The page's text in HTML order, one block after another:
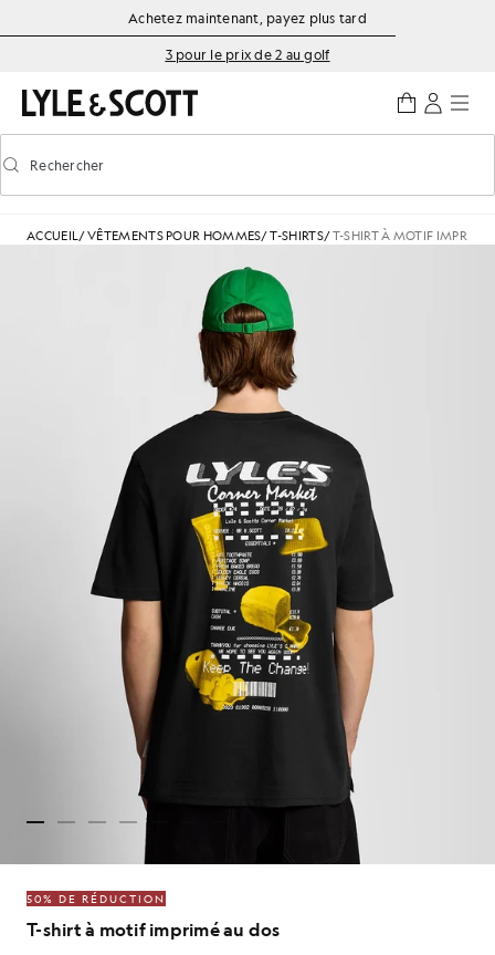
Aller directement au contenu principal
Informations sur l'accessibilité
Achetez maintenant, payez plus tard
3 pour le prix de 2 au golf
Activer/désactiver la recherche prédictive
Rechercher
ACCUEIL/VÊTEMENTS POUR HOMMES/T-SHIRTS/T-SHIRT À MOTIF IMPRIMÉ
50% DE RÉDUCTION
T-shirt à motif imprimé au dos